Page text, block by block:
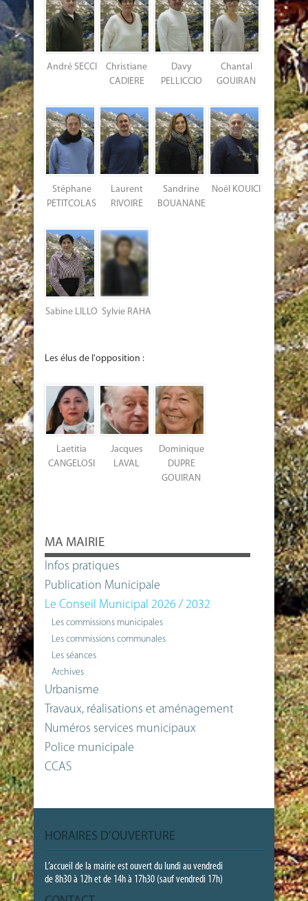
André SECCI
Christiane
CADIERE
Davy
PELLICCIO
Chantal
GOUIRAN
Stéphane
PETITCOLAS
Laurent
RIVOIRE
Sandrine
BOUANANE
Noël KOUICI
Sabine LILLO Sylvie RAHA
Les élus de l'opposition :
Laetitia
CANGELOSI
Jacques
LAVAL
Dominique
DUPRE
GOUIRAN
MA MAIRIE
Infos pratiques
Publication Municipale
Le Conseil Municipal 2026 / 2032
Les commissions municipales
Les commissions communales
Les séances
Archives
Urbanisme
Travaux, réalisations et aménagement
Numéros services municipaux
Police municipale
CCAS
HORAIRES D’OUVERTURE
L’accueil de la mairie est ouvert du lundi au vendredi
de 8h30 à 12h et de 14h à 17h30 (sauf vendredi 17h)